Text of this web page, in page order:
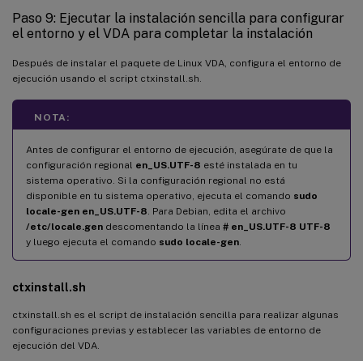
Paso 9: Ejecutar la instalación sencilla para configurar
el entorno y el VDA para completar la instalación
Después de instalar el paquete de Linux VDA, configura el entorno de
ejecución usando el script ctxinstall.sh.
NOTA:
Antes de configurar el entorno de ejecución, asegúrate de que la
configuración regional en_US.UTF-8 esté instalada en tu
sistema operativo. Si la configuración regional no está
disponible en tu sistema operativo, ejecuta el comando sudo
locale-gen en_US.UTF-8 . Para Debian, edita el archivo
/etc/locale.gen descomentando la línea # en_US.UTF-8 UTF-8
y luego ejecuta el comando sudo locale-gen
ctxinstall.sh
ctxinstall.sh es el script de instalación sencilla para realizar algunas
configuraciones previas y establecer las variables de entorno de
ejecución del VDA.